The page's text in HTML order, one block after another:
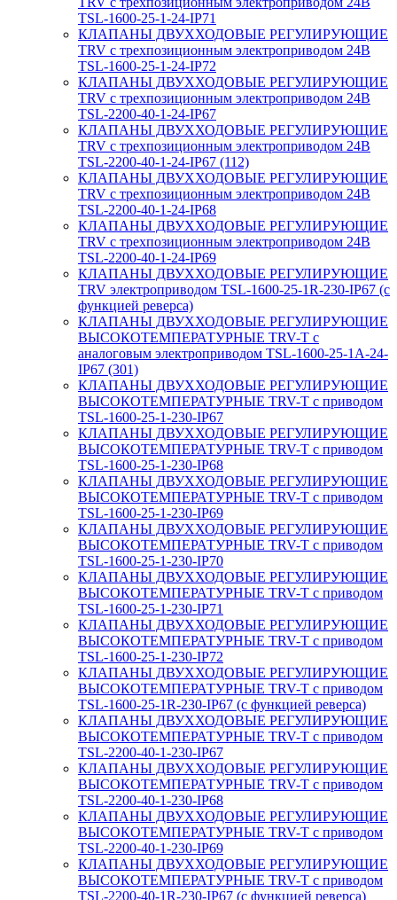
TSL-1600-25-1-24-IP71
КЛАПАНЫ ДВУХХОДОВЫЕ РЕГУЛИРУЮЩИЕ
TRV с трехпозиционным электроприводом 24В
TSL-1600-25-1-24-IP72
КЛАПАНЫ ДВУХХОДОВЫЕ РЕГУЛИРУЮЩИЕ
TRV с трехпозиционным электроприводом 24В
TSL-2200-40-1-24-IP67
КЛАПАНЫ ДВУХХОДОВЫЕ РЕГУЛИРУЮЩИЕ
TRV с трехпозиционным электроприводом 24В
TSL-2200-40-1-24-IP67 (112)
КЛАПАНЫ ДВУХХОДОВЫЕ РЕГУЛИРУЮЩИЕ
TRV с трехпозиционным электроприводом 24В
TSL-2200-40-1-24-IP68
КЛАПАНЫ ДВУХХОДОВЫЕ РЕГУЛИРУЮЩИЕ
TRV с трехпозиционным электроприводом 24В
TSL-2200-40-1-24-IP69
КЛАПАНЫ ДВУХХОДОВЫЕ РЕГУЛИРУЮЩИЕ
TRV электроприводом TSL-1600-25-1R-230-IP67 (с
функцией реверса)
КЛАПАНЫ ДВУХХОДОВЫЕ РЕГУЛИРУЮЩИЕ
ВЫСОКОТЕМПЕРАТУРНЫЕ TRV-T с
аналоговым электроприводом TSL-1600-25-1А-24-
IP67 (301)
КЛАПАНЫ ДВУХХОДОВЫЕ РЕГУЛИРУЮЩИЕ
ВЫСОКОТЕМПЕРАТУРНЫЕ TRV-T с приводом
TSL-1600-25-1-230-IP67
КЛАПАНЫ ДВУХХОДОВЫЕ РЕГУЛИРУЮЩИЕ
ВЫСОКОТЕМПЕРАТУРНЫЕ TRV-T с приводом
TSL-1600-25-1-230-IP68
КЛАПАНЫ ДВУХХОДОВЫЕ РЕГУЛИРУЮЩИЕ
ВЫСОКОТЕМПЕРАТУРНЫЕ TRV-T с приводом
TSL-1600-25-1-230-IP69
КЛАПАНЫ ДВУХХОДОВЫЕ РЕГУЛИРУЮЩИЕ
ВЫСОКОТЕМПЕРАТУРНЫЕ TRV-T с приводом
TSL-1600-25-1-230-IP70
КЛАПАНЫ ДВУХХОДОВЫЕ РЕГУЛИРУЮЩИЕ
ВЫСОКОТЕМПЕРАТУРНЫЕ TRV-T с приводом
TSL-1600-25-1-230-IP71
КЛАПАНЫ ДВУХХОДОВЫЕ РЕГУЛИРУЮЩИЕ
ВЫСОКОТЕМПЕРАТУРНЫЕ TRV-T с приводом
TSL-1600-25-1-230-IP72
КЛАПАНЫ ДВУХХОДОВЫЕ РЕГУЛИРУЮЩИЕ
ВЫСОКОТЕМПЕРАТУРНЫЕ TRV-T с приводом
TSL-1600-25-1R-230-IP67 (с функцией реверса)
КЛАПАНЫ ДВУХХОДОВЫЕ РЕГУЛИРУЮЩИЕ
ВЫСОКОТЕМПЕРАТУРНЫЕ TRV-T с приводом
TSL-2200-40-1-230-IP67
КЛАПАНЫ ДВУХХОДОВЫЕ РЕГУЛИРУЮЩИЕ
ВЫСОКОТЕМПЕРАТУРНЫЕ TRV-T с приводом
TSL-2200-40-1-230-IP68
КЛАПАНЫ ДВУХХОДОВЫЕ РЕГУЛИРУЮЩИЕ
ВЫСОКОТЕМПЕРАТУРНЫЕ TRV-T с приводом
TSL-2200-40-1-230-IP69
КЛАПАНЫ ДВУХХОДОВЫЕ РЕГУЛИРУЮЩИЕ
ВЫСОКОТЕМПЕРАТУРНЫЕ TRV-T с приводом
TSL-2200-40-1R-230-IP67 (с функцией реверса)